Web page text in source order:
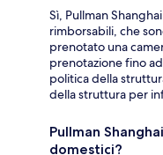
Sì, Pullman
rimborsabili, che
prenotato una
prenotazione fino
politica della
della struttura per
Pullman
domestici?